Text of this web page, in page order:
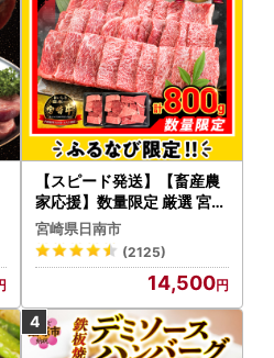
【スピード発送】【畜産農
家応援】数量限定 厳選 宮崎
牛 赤身 焼肉 計800g FN-Li
mited-PR_BDV5-26-2W
宮崎県日南市
(2125)
14,500